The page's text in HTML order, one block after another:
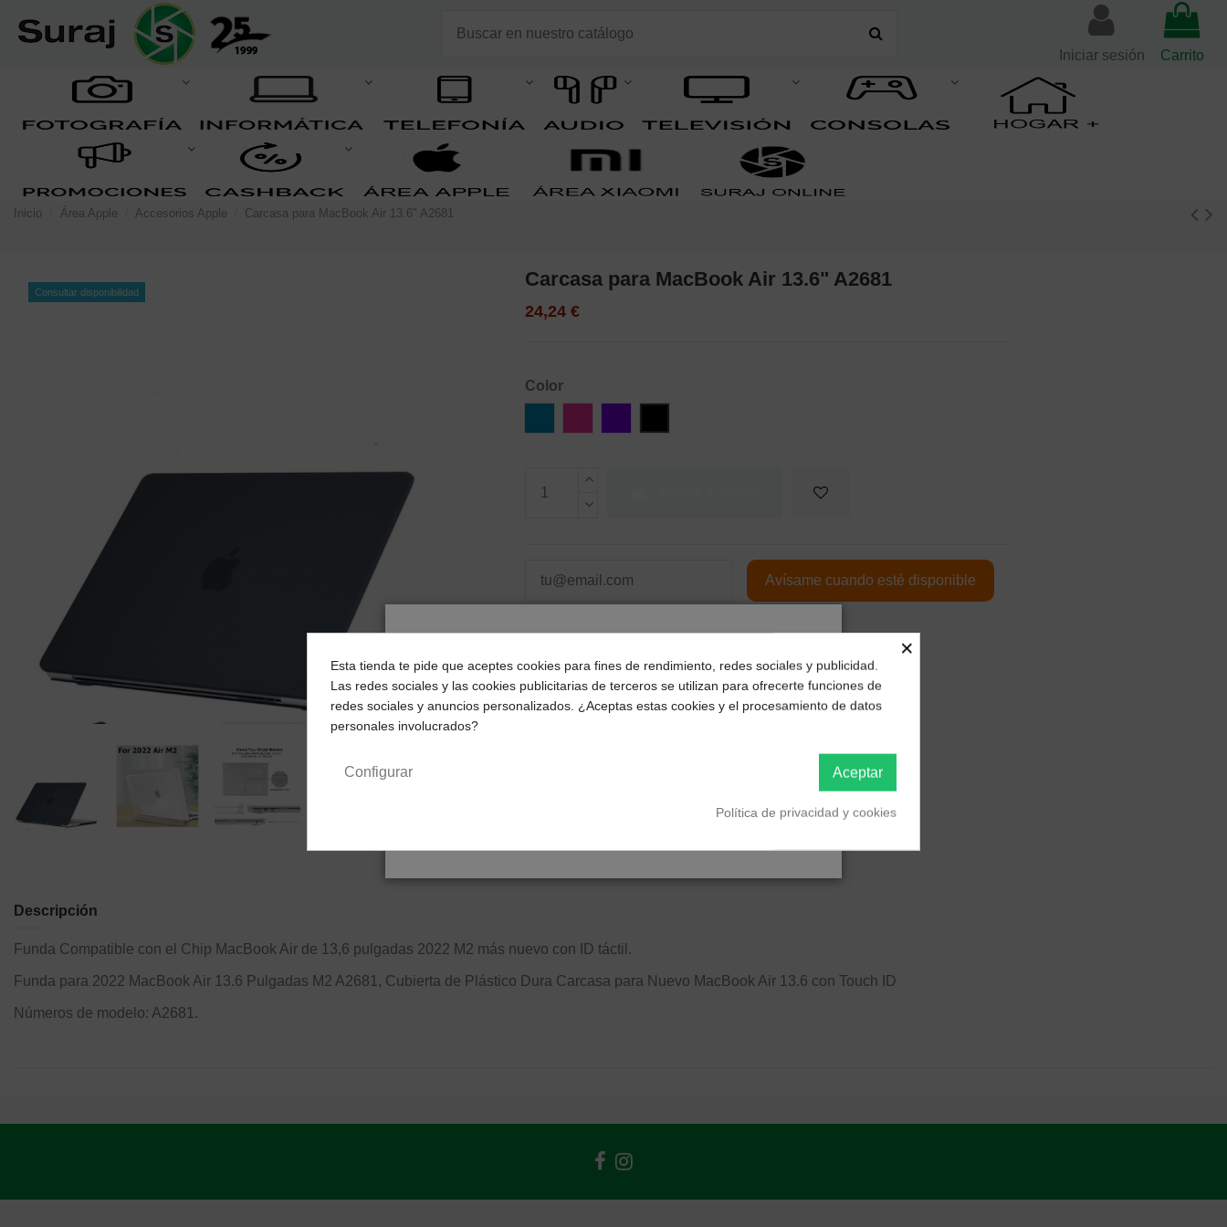
Iniciar sesión Carrito
Inicio Área Apple Accesorios Apple Carcasa para MacBook Air 13.6" A2681
Consultar disponibilidad
Carcasa para MacBook Air 13.6" A2681
24,24 €
Color
Descripción
Funda Compatible con el Chip MacBook Air de 13,6 pulgadas 2022 M2 más nuevo con ID táctil.
Funda para 2022 MacBook Air 13.6 Pulgadas M2 A2681, Cubierta de Plástico Dura Carcasa para Nuevo MacBook Air 13.6 con Touch ID
Números de modelo: A2681.
¿Dónde deseas recibir tu pedido?
Selecciona tu ubicación para mostrarte los precios e
impuestos correctos para tu región.
×
Esta tienda te pide que aceptes cookies para fines de rendimiento, redes sociales y publicidad.
Las redes sociales y las cookies publicitarias de terceros se utilizan para ofrecerte funciones de
redes sociales y anuncios personalizados. ¿Aceptas estas cookies y el procesamiento de datos
personales involucrados?
Aceptar
Configurar
Política de privacidad y cookies